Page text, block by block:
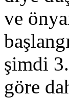
ve
şimdi
göre